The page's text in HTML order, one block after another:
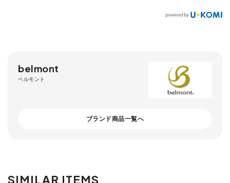
belmont
ベルモント
ブランド商品一覧へ
SIMILAR ITEMS